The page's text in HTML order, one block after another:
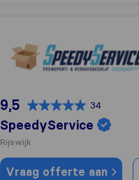
9,5 34
SpeedyService
Rijswijk
Vraag offerte aan